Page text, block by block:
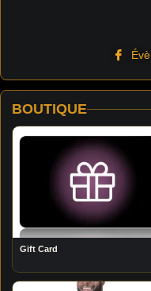
BOUTIQUE
Gift Card